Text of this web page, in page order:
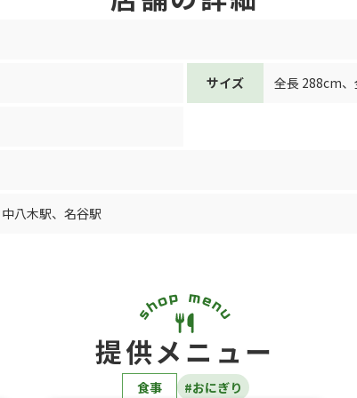
サイズ 全長 288cm、
中八木駅、 名谷駅
提供メニュー
食事 #おにぎり